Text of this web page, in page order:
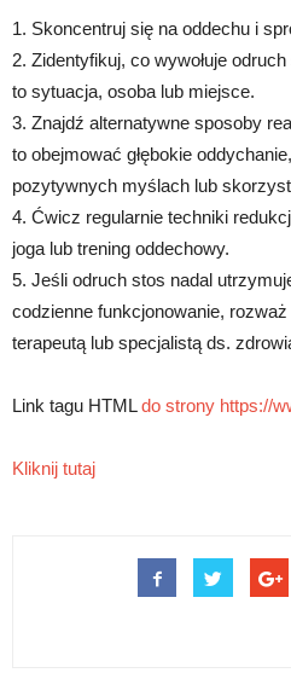
1. Skoncentruj się na oddechu i
2. Zidentyfikuj, co wywołuje
to sytuacja, osoba lub miejsce.
3. Znajdź alternatywne sposoby
to obejmować głębokie
pozytywnych myślach lub
4. Ćwicz regularnie techniki
joga lub trening oddechowy.
5. Jeśli odruch stos nadal
codzienne funkcjonowanie,
terapeutą lub specjalistą ds.
Link tagu HTMLdo strony https://
Kliknij tutaj